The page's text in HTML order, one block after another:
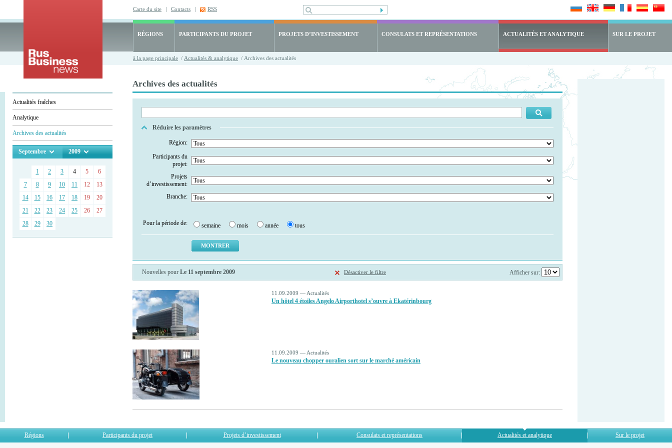
Carte du site | Contacts | RSS
RÉGIONS PARTICIPANTS DU PROJET PROJETS D’INVESTISSEMENT CONSULATS ET REPRÉSENTATIONS ACTUALITÉS ET ANALYTIQUE SUR LE PROJET
à la page principale / Actualités & analytique / Archives des actualités
Actualités fraîches
Analytique
Archives des actualités
Septembre 2009
1 2 3 4 5
6
7
8 9 10 11 12
13
14
15 16 17 18 19
20
21
22 23 24 25 26
27
28
29 30
Archives des actualités
Réduire les paramètres
Région:
Participants du
projet:
Projets
d’investissement:
Branche:
Pour la période de: semaine mois année tous
Nouvelles pour Le 11 septembre 2009 Désactiver le filtre Afficher sur:
11.09.2009 — Actualités
Un hôtel 4 étoiles Angelo Airporthotel s’ouvre à Ekatérinbourg
11.09.2009 — Actualités
Le nouveau chopper ouralien sort sur le marché américain
Régions Participants du projet Projets d’investissement Consulats et représentations Actualités et analytique Sur le projet